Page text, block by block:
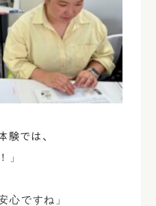
験では、
」
心ですね」